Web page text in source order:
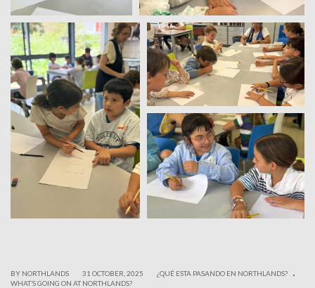
BY NORTHLANDS 31 OCTOBER, 2025 ¿QUÉ ESTA PASANDO EN NORTHLANDS? .
WHAT’S GOING ON AT NORTHLANDS?